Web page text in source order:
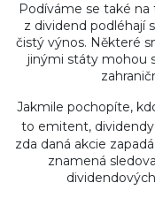
Podíváme se také na
z dividend podléhají
čistý výnos. Některé
jinými státy mohou
Jakmile pochopíte,
to emitent,
zda daná akcie
znamená